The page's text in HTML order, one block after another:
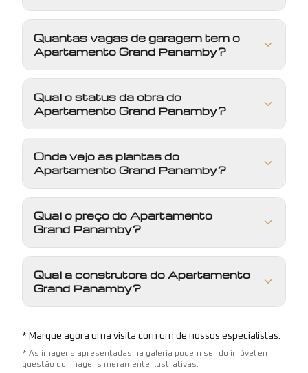
Quantas vagas de garagem tem o
Apartamento Grand Panamby?
Qual o status da obra do
Apartamento Grand Panamby?
Onde vejo as plantas do
Apartamento Grand Panamby?
Qual o preço do Apartamento
Grand Panamby?
Qual a construtora do Apartamento
Grand Panamby?
* Marque agora uma visita com um de nossos especialistas.
* As imagens apresentadas na galeria podem ser do imóvel em
questão ou imagens meramente ilustrativas.